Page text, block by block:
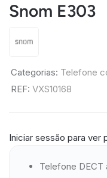
Snom E303
Categorias: Telefone
REF: VXS10168
Iniciar sessão para ver
Telefone DECT